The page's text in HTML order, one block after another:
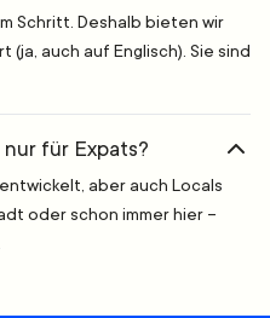
Schritt. Deshalb bieten wir
auch auf Englisch). Sie sind
für Expats?
aber auch Locals
oder schon immer hier –